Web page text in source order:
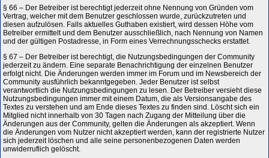
§ 66 – Der Betreiber ist berechtigt jederzeit ohne Nennung von Gründen vom
Vertrag, welcher mit dem Benutzer geschlossen wurde, zurückzutreten und
diesen aufzulösen. Falls aktuelles Guthaben existiert, wird dessen Höhe vom
Betreiber ermittelt und dem Benutzer ausschließlich, nach Nennung von Namen
und der gültigen Postadresse, in Form eines Verrechnungsschecks erstattet.
§ 67 – Der Betreiber ist berechtigt, die Nutzungsbedingungen der Community
jederzeit zu ändern. Eine separate Benachrichtigung der einzelnen Benutzer
erfolgt nicht. Die Änderungen werden immer im Forum und im Newsbereich der
Community ausführlich bekanntgegeben. Jeder Benutzer ist selbst
verantwortlich die Nutzungsbedingungen zu lesen. Der Betreiber versieht diese
Nutzungsbedingungen immer mit einem Datum, die als Versionsangabe des
Textes zu verstehen und am Ende dieses Textes zu finden sind. Löscht sich ein
Mitglied nicht innerhalb von 30 Tagen nach Zugang der Mitteilung über die
Änderungen aus der Community, gelten die Änderungen als akzeptiert. Wenn
die Änderungen vom Nutzer nicht akzeptiert werden, kann der registrierte Nutzer
sich jederzeit löschen und alle seine personenbezogenen Daten werden
unwiderruflich gelöscht.